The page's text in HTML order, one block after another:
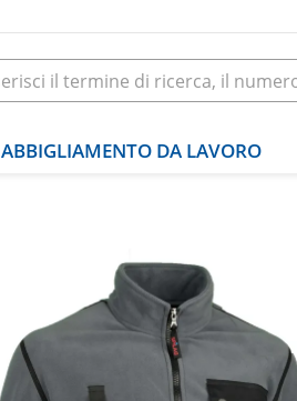
ABBIGLIAMENTO DA LAVORO